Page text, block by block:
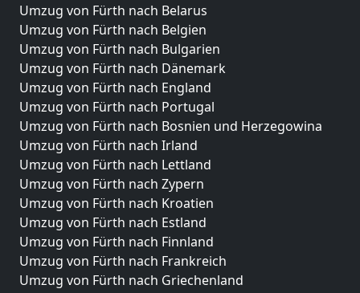
Umzug von Fürth nach Belarus
Umzug von Fürth nach Belgien
Umzug von Fürth nach Bulgarien
Umzug von Fürth nach Dänemark
Umzug von Fürth nach England
Umzug von Fürth nach Portugal
Umzug von Fürth nach Bosnien und Herzegowina
Umzug von Fürth nach Irland
Umzug von Fürth nach Lettland
Umzug von Fürth nach Zypern
Umzug von Fürth nach Kroatien
Umzug von Fürth nach Estland
Umzug von Fürth nach Finnland
Umzug von Fürth nach Frankreich
Umzug von Fürth nach Griechenland